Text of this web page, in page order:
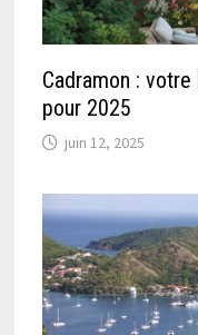
Cadramon :
pour 2025
juin 12, 2025